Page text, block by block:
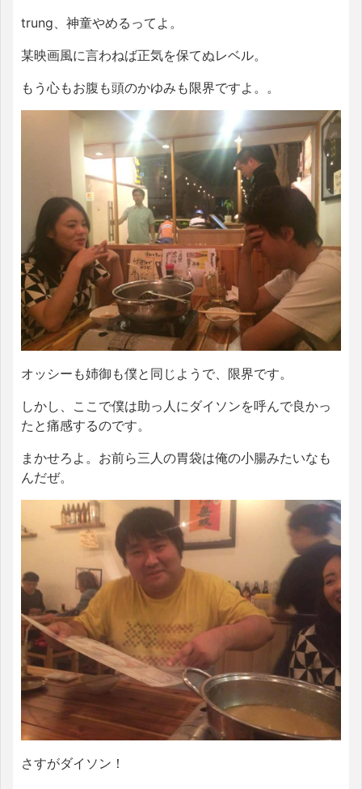
trung、神童やめるってよ。
某映画風に言わねば正気を保てぬレベル。
もう心もお腹も頭のかゆみも限界ですよ。。
オッシーも姉御も僕と同じようで、限界です。
しかし、ここで僕は助っ人にダイソンを呼んで良かっ
たと痛感するのです。
まかせろよ。お前ら三人の胃袋は俺の小腸みたいなも
んだぜ。
さすがダイソン！